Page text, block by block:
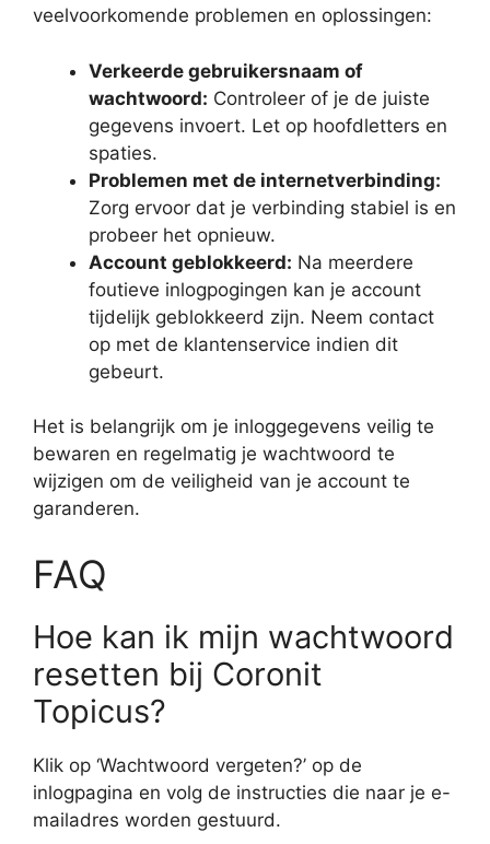
veelvoorkomende problemen en oplossingen:
Verkeerde gebruikersnaam of
wachtwoord: Controleer of je de juiste
gegevens invoert. Let op hoofdletters en
spaties.
Problemen met de internetverbinding:
Zorg ervoor dat je verbinding stabiel is en
probeer het opnieuw.
Account geblokkeerd: Na meerdere
foutieve inlogpogingen kan je account
tijdelijk geblokkeerd zijn. Neem contact
op met de klantenservice indien dit
gebeurt.
Het is belangrijk om je inloggegevens veilig te
bewaren en regelmatig je wachtwoord te
wijzigen om de veiligheid van je account te
garanderen.
FAQ
Hoe kan ik mijn wachtwoord
resetten bij Coronit
Topicus?
Klik op ‘Wachtwoord vergeten?’ op de
inlogpagina en volg de instructies die naar je e-
mailadres worden gestuurd.